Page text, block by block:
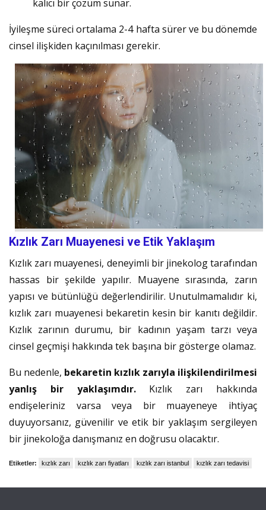
kalıcı bir çözüm sunar.
İyileşme süreci ortalama 2-4 hafta sürer ve bu dönemde
cinsel ilişkiden kaçınılması gerekir.
Kızlık Zarı Muayenesi ve Etik Yaklaşım
Kızlık zarı muayenesi, deneyimli bir jinekolog tarafından
hassas bir şekilde yapılır. Muayene sırasında, zarın
yapısı ve bütünlüğü değerlendirilir. Unutulmamalıdır ki,
kızlık zarı muayenesi bekaretin kesin bir kanıtı değildir.
Kızlık zarının durumu, bir kadının yaşam tarzı veya
cinsel geçmişi hakkında tek başına bir gösterge olamaz.
Bu nedenle, bekaretin kızlık zarıyla ilişkilendirilmesi
yanlış bir yaklaşımdır.Kızlık zarı hakkında
endişeleriniz varsa veya bir muayeneye ihtiyaç
duyuyorsanız, güvenilir ve etik bir yaklaşım sergileyen
bir jinekoloğa danışmanız en doğrusu olacaktır.
Etiketler: kızlık zarı kızlık zarı fiyatları kızlık zarı istanbul kızlık zarı tedavisi